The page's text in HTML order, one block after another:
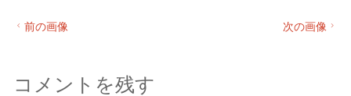
前の画像 次の画像
コメントを残す